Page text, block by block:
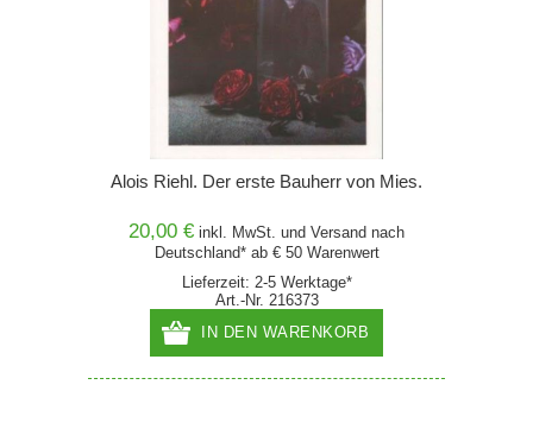
Alois Riehl. Der erste Bauherr von Mies.
20,00 € inkl. MwSt. und Versand nach
Deutschland* ab € 50 Warenwert
Lieferzeit: 2-5 Werktage*
Art.-Nr. 216373
IN DEN WARENKORB